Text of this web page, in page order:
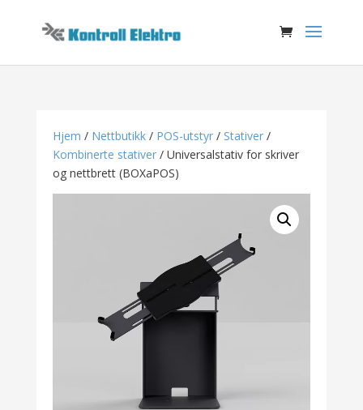
Hjem / Nettbutikk/ POS-utstyr/ Stativer/
Kombinerte stativer/ Universalstativ for skriver
og nettbrett (BOXaPOS)